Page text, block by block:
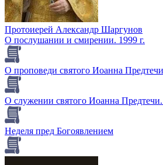
Протоиерей Александр Шаргунов
О послушании и смирении. 1999 г.
О проповеди святого Иоанна
О служении святого Иоанна Предтечи.
Неделя пред Богоявлением